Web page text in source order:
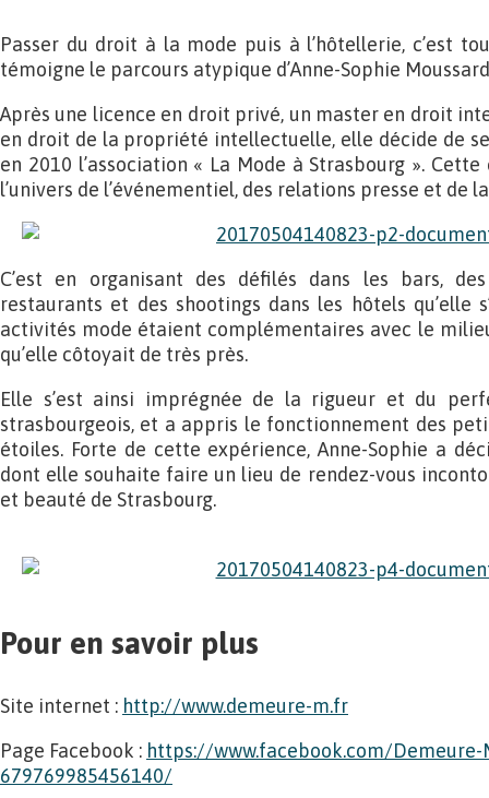
Passer du droit à la mode puis à l’hôtellerie, c’est
témoigne le parcours atypique d’Anne-Sophie
Après une licence en droit privé, un master en droit
en droit de la propriété intellectuelle, elle décide de
en 2010 l’association « La Mode à Strasbourg ».
l’univers de l’événementiel, des relations presse et de
C’est en organisant des défilés dans les bars,
restaurants et des shootings dans les hôtels qu’elle
activités mode étaient complémentaires avec le
qu’elle côtoyait de très près.
Elle s’est ainsi imprégnée de la rigueur et du
strasbourgeois, et a appris le fonctionnement des
étoiles. Forte de cette expérience, Anne-Sophie a
dont elle souhaite faire un lieu de rendez-vous
et beauté de Strasbourg.
Pour en savoir plus
Site internet : http://www.demeure-m.fr
Page Facebook : https://www.facebook.com/Demeure-
679769985456140/